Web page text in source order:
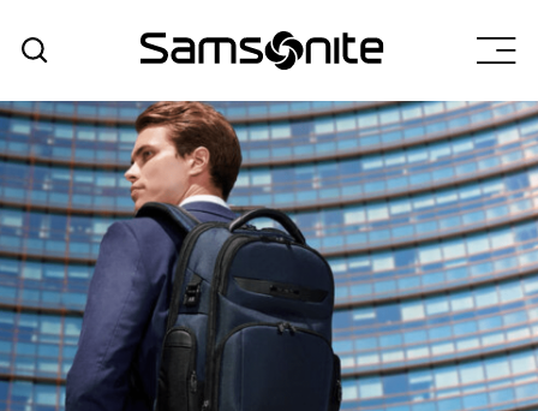
אודות
המוצרים שלנו +
מחלקת B2B
שירות לקוחות
תוצאות חיפוש